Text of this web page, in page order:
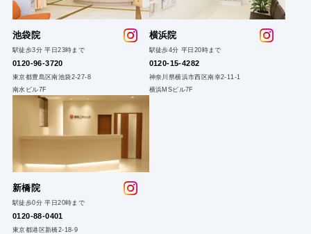
池袋院
駅徒歩3分 平日23時まで
0120-96-3720
東京都豊島区南池袋2-27-8
南水ビル7F
横浜院
駅徒歩4分 平日20時まで
0120-15-4282
神奈川県横浜市西区南幸2-11-1
横浜MSビル7F
新橋院
駅徒歩0分 平日20時まで
0120-88-0401
東京都港区新橋2-18-9